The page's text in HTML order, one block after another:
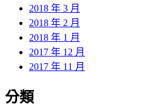
2018 年 3 月
2018 年 2 月
2018 年 1 月
2017 年 12 月
2017 年 11 月
分類